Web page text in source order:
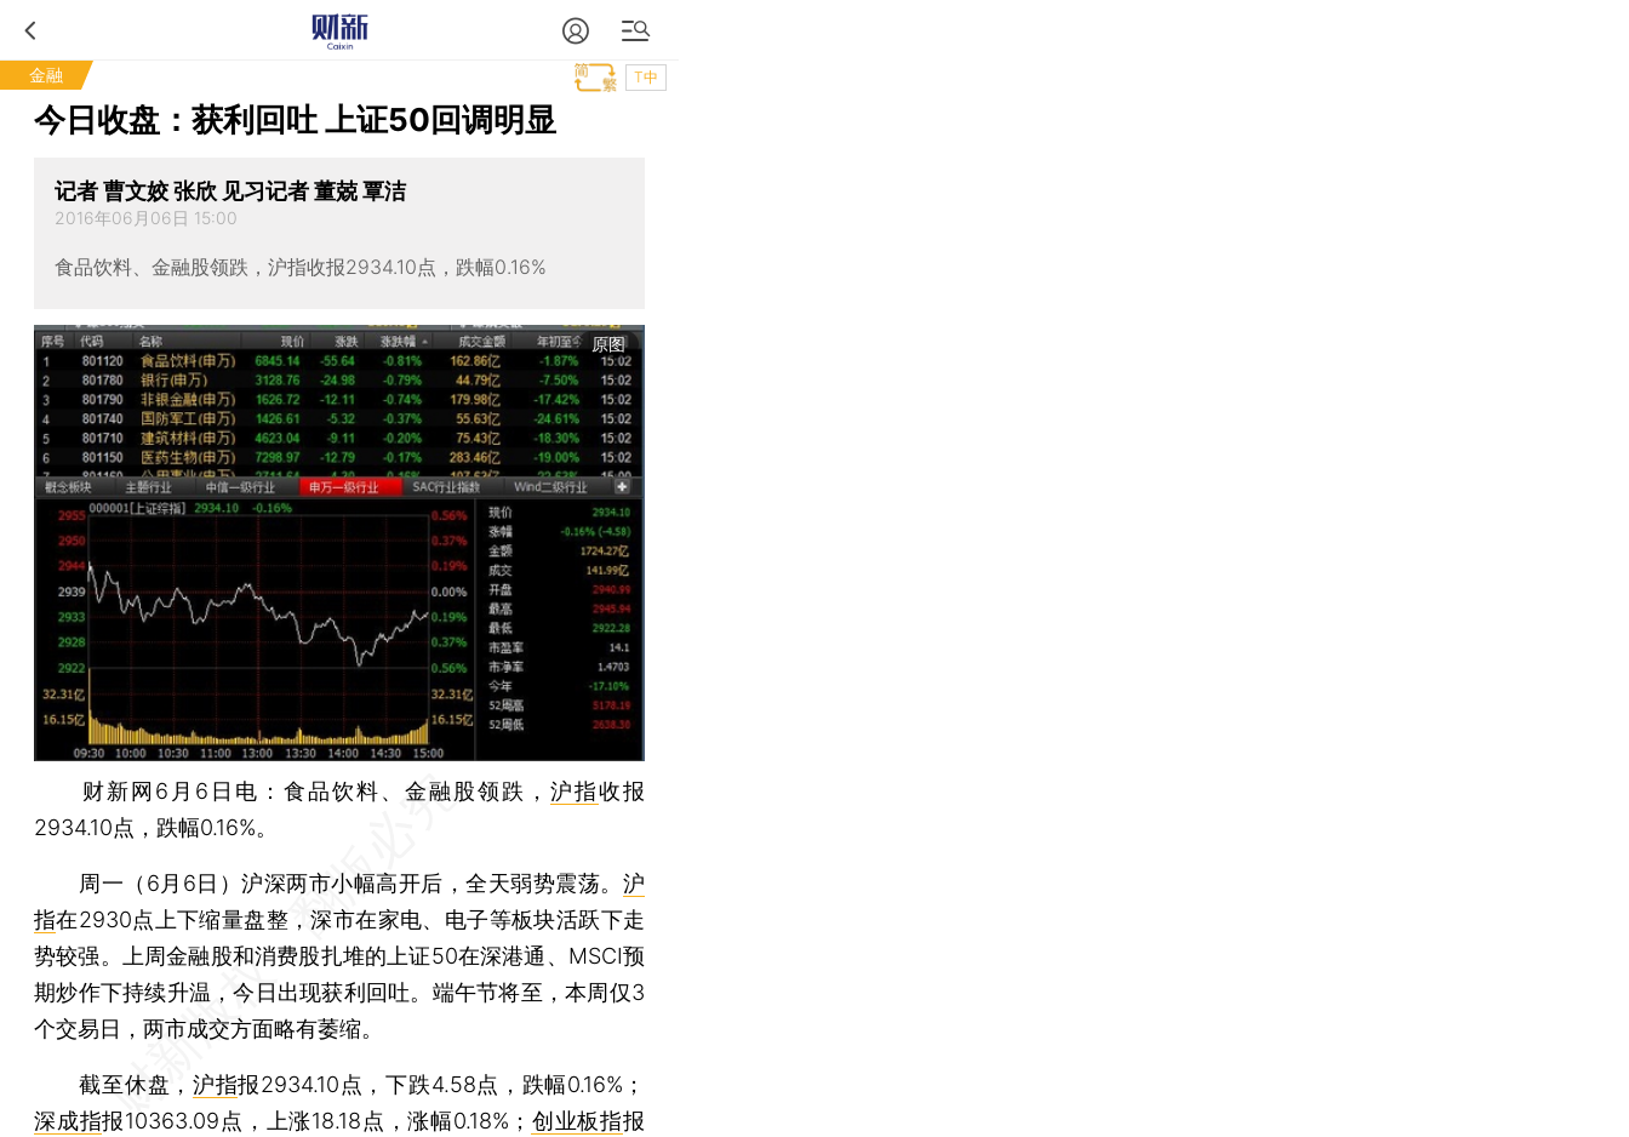
金融 T中
今日收盘：获利回吐 上证50回调明显
记者 曹文姣 张欣 见习记者 董兢 覃洁
2016年06月06日 15:00
食品饮料、金融股领跌，沪指收报2934.10点，跌幅0.16%
原图
财新网6月6日电：食品饮料、金融股领跌， 沪指收报
2934.10点，跌幅0.16%。
周一（6月6日）沪深两市小幅高开后，全天弱势震荡。 沪
指在2930点上下缩量盘整，深市在家电、电子等板块活跃下走
势较强。上周金融股和消费股扎堆的上证50在深港通、MSCI预
期炒作下持续升温，今日出现获利回吐。端午节将至，本周仅3
个交易日，两市成交方面略有萎缩。
截至休盘， 沪指报2934.10点，下跌4.58点，跌幅0.16%；
深成指报10363.09点，上涨18.18点，涨幅0.18%； 创业板指报